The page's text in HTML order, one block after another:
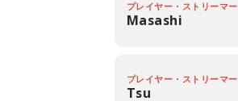
プレイヤー・ストリーマー
Masashi
プレイヤー・ストリーマー
Tsu